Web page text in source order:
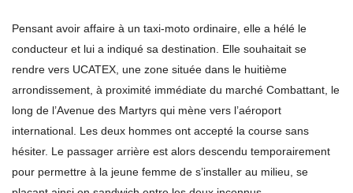
Pensant avoir affaire à un taxi-moto ordinaire, elle a hélé le
conducteur et lui a indiqué sa destination. Elle souhaitait se
rendre vers UCATEX, une zone située dans le huitième
arrondissement, à proximité immédiate du marché Combattant, le
long de l’Avenue des Martyrs qui mène vers l’aéroport
international. Les deux hommes ont accepté la course sans
hésiter. Le passager arrière est alors descendu temporairement
pour permettre à la jeune femme de s’installer au milieu, se